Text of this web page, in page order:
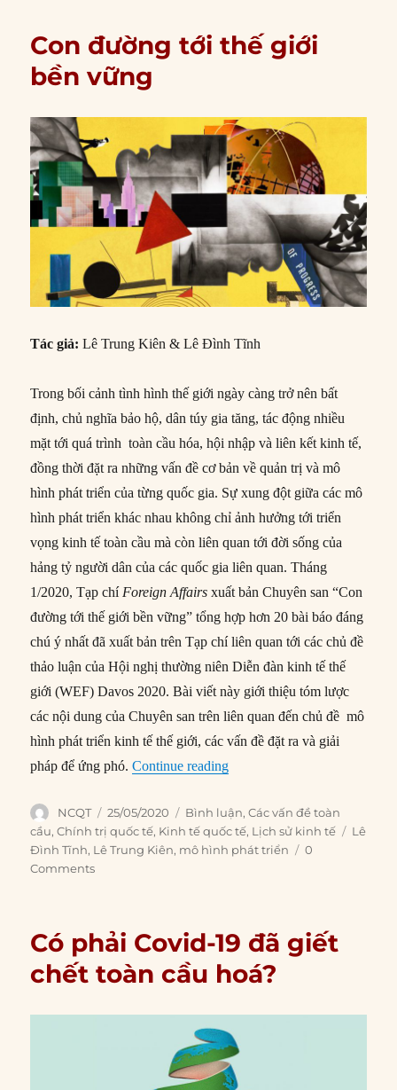
Con đường tới thế giới
bền vững
Tác giả:Lê Trung Kiên & Lê Đình Tĩnh
Trong bối cảnh tình hình thế giới ngày càng trở nên bất
định, chủ nghĩa bảo hộ, dân túy gia tăng, tác động nhiều
mặt tới quá trình toàn cầu hóa, hội nhập và liên kết kinh tế,
đồng thời đặt ra những vấn đề cơ bản về quản trị và mô
hình phát triển của từng quốc gia. Sự xung đột giữa các mô
hình phát triển khác nhau không chỉ ảnh hưởng tới triển
vọng kinh tế toàn cầu mà còn liên quan tới đời sống của
hảng tỷ người dân của các quốc gia liên quan. Tháng
1/2020, Tạp chí Foreign Affairs xuất bản Chuyên san “Con
đường tới thế giới bền vững” tổng hợp hơn 20 bài báo đáng
chú ý nhất đã xuất bản trên Tạp chí liên quan tới các chủ đề
thảo luận của Hội nghị thường niên Diễn đàn kinh tế thế
giới (WEF) Davos 2020. Bài viết này giới thiệu tóm lược
các nội dung của Chuyên san trên liên quan đến chủ đề mô
hình phát triển kinh tế thế giới, các vấn đề đặt ra và giải
pháp để ứng phó.Continue reading“Con đường tới thế giới bền
Author
NCQT
Posted
on
25/05/2020 Categories
Bình luận,Các vấn đề toàn
cầu,Chính trị quốc tế, Kinh tế quốc tế, Lịch sử kinh tế Tags
Lê
Đình Tĩnh, Lê Trung Kiên, mô hình phát triển
0
Comments
Có phải Covid-19 đã giết
chết toàn cầu hoá?